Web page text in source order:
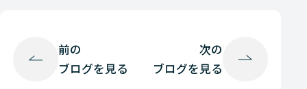
前の
ブログを見る
次の
ブログを見る